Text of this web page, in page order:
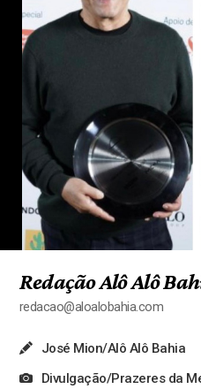
Redação Alô Alô
redacao@aloalobahia.com
José Mion/Alô Alô Bahia
Divulgação/Prazeres da